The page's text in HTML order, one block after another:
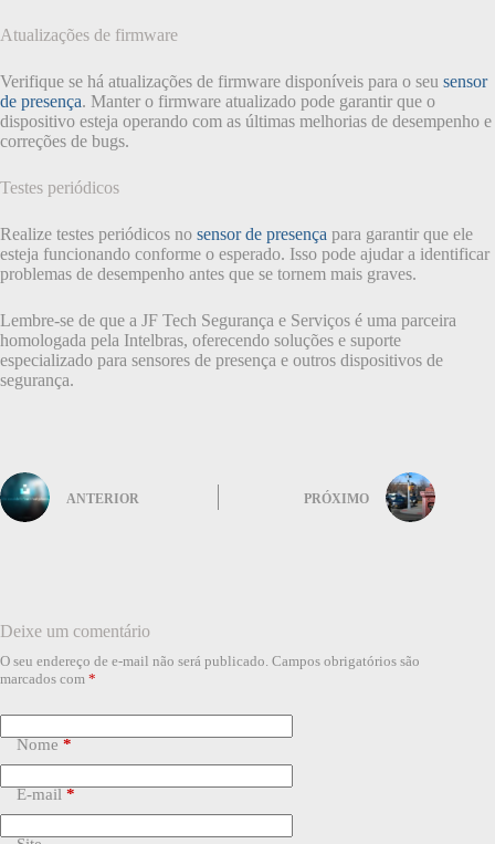
Atualizações de firmware
Verifique se há atualizações de firmware disponíveis para o seu sensor
de presença. Manter o firmware atualizado pode garantir que o
dispositivo esteja operando com as últimas melhorias de desempenho e
correções de bugs.
Testes periódicos
Realize testes periódicos no sensor de presença para garantir que ele
esteja funcionando conforme o esperado. Isso pode ajudar a identificar
problemas de desempenho antes que se tornem mais graves.
Lembre-se de que a JF Tech Segurança e Serviços é uma parceira
homologada pela Intelbras, oferecendo soluções e suporte
especializado para sensores de presença e outros dispositivos de
segurança.
ANTERIOR PRÓXIMO
Deixe um comentário
O seu endereço de e-mail não será publicado. Campos obrigatórios são
marcados com *
Nome *
E-mail *